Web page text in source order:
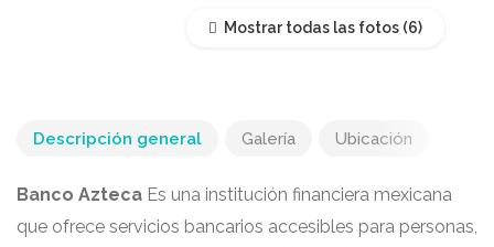
Mostrar todas las fotos
Descripción general Galería Ubicación
Banco Azteca Es una institución financiera mexicana
que ofrece servicios bancarios accesibles para personas,